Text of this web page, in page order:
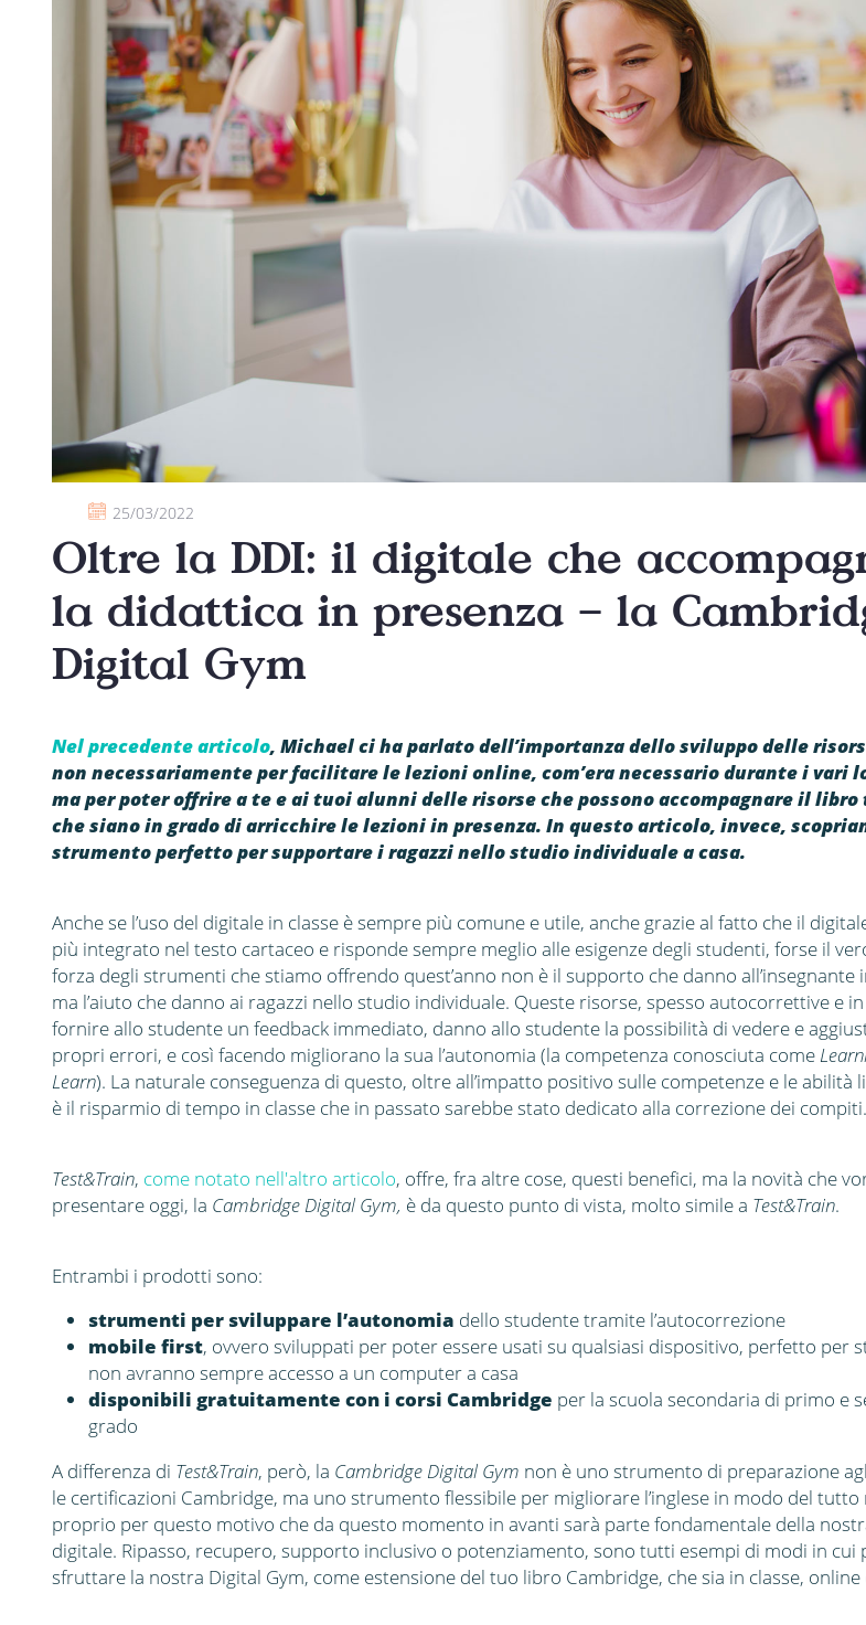
25/03/2022
Oltre la DDI: il digitale che
la didattica in presenza – la
Digital Gym
Nel precedente articolo, Michael ci ha parlato dell’importanza dello sviluppo delle
non necessariamente per facilitare le lezioni online, com’era necessario durante i vari
ma per poter offrire a te e ai tuoi alunni delle risorse che possono accompagnare il libro
che siano in grado di arricchire le lezioni in presenza. In questo articolo, invece,
strumento perfetto per supportare i ragazzi nello studio individuale a casa.
Anche se l’uso del digitale in classe è sempre più comune e utile, anche grazie al fatto che il
più integrato nel testo cartaceo e risponde sempre meglio alle esigenze degli studenti, forse il
forza degli strumenti che stiamo offrendo quest’anno non è il supporto che danno all’insegnante
ma l’aiuto che danno ai ragazzi nello studio individuale. Queste risorse, spesso autocorrettive e
fornire allo studente un feedback immediato, danno allo studente la possibilità di vedere e
propri errori, e così facendo migliorano la sua l’autonomia (la competenza conosciuta come
Learn). La naturale conseguenza di questo, oltre all’impatto positivo sulle competenze e le abilità
è il risparmio di tempo in classe che in passato sarebbe stato dedicato alla correzione dei compiti.
Test&Train, come notato nell'altro articolo, offre, fra altre cose, questi benefici, ma la novità che
presentare oggi, la Cambridge Digital Gym, è da questo punto di vista, molto simile a Test&Train.
Entrambi i prodotti sono:
strumenti per sviluppare l’autonomia dello studente tramite l’autocorrezione
mobile first, ovvero sviluppati per poter essere usati su qualsiasi dispositivo, perfetto per
non avranno sempre accesso a un computer a casa
disponibili gratuitamente con i corsi Cambridge per la scuola secondaria di primo e
grado
A differenza di Test&Train, però, la Cambridge Digital Gym non è uno strumento di preparazione
le certificazioni Cambridge, ma uno strumento flessibile per migliorare l’inglese in modo del tutto
proprio per questo motivo che da questo momento in avanti sarà parte fondamentale della
digitale. Ripasso, recupero, supporto inclusivo o potenziamento, sono tutti esempi di modi in cui
sfruttare la nostra Digital Gym, come estensione del tuo libro Cambridge, che sia in classe, online